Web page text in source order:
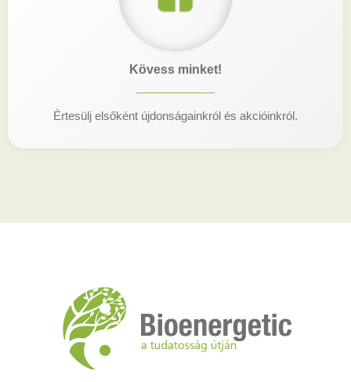
Kövess minket!
Értesülj elsőként újdonságainkról és akcióinkról.